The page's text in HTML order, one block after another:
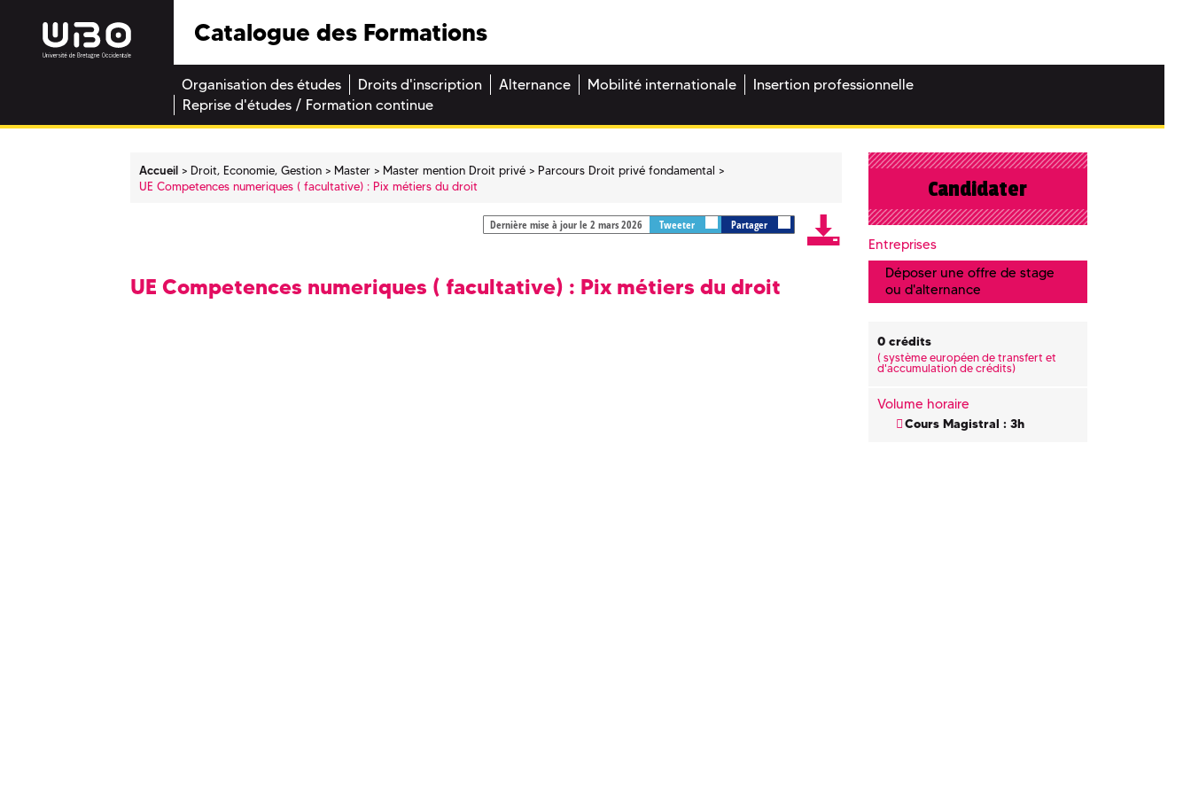
Catalogue des Formations
Organisation des études Droits d'inscription Alternance Mobilité internationale
Insertion professionnelle
Reprise d'études / Formation continue
Accueil Droit, Economie, Gestion Master Master mention Droit privé
Parcours Droit privé fondamental
UE Competences numeriques ( facultative) : Pix métiers du droit
Dernière mise à jour le 2 mars 2026 Tweeter Partager
UE Competences numeriques ( facultative) : Pix métiers du droit
Candidater
Entreprises
Déposer une offre de stage
ou d'alternance
0 crédits
(système européen de transfert et
d'accumulation de crédits)
Volume horaire
Cours Magistral : 3h